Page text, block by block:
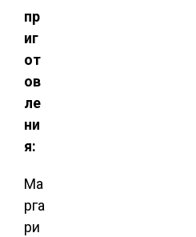
пр
иг
от
ов
ле
ни
я:
Ма
рга
ри